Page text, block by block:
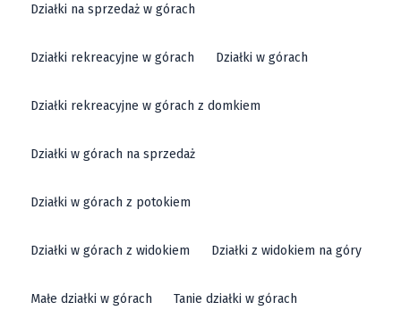
Działki na sprzedaż w górach
Działki rekreacyjne w górach Działki w górach
Działki rekreacyjne w górach z domkiem
Działki w górach na sprzedaż
Działki w górach z potokiem
Działki w górach z widokiem Działki z widokiem na góry
Małe działki w górach Tanie działki w górach